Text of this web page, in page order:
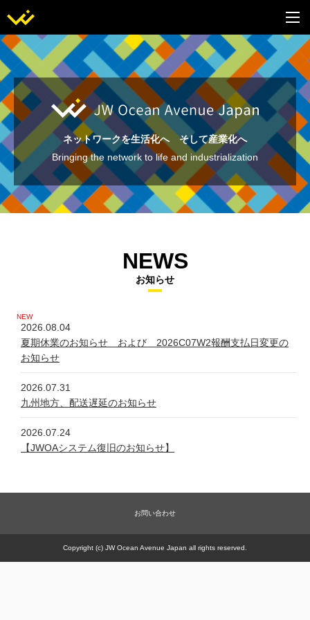
ネットワークを生活化へ そして産業化へ
Bringing the network to life and industrialization
NEWS
お知らせ
2026.08.04
夏期休業のお知らせ および 2026C07W2報酬支払日変更の
お知らせ
2026.07.31
九州地方、配送遅延のお知らせ
2026.07.24
【JWOAシステム復旧のお知らせ】
システム不具合について
新規商品【太古の甕 細胞浴サロン営業権】販売一時休止の件
お問い合わせ
Copyright (c) JW Ocean Avenue Japan all rights reserved.